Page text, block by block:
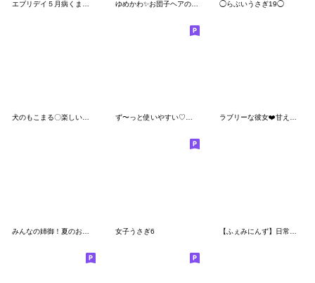
◯らぶいうさぎ19◯
犬のもこまる〇楽しい夏休み【省スペース】 ず〜っと使いやすい♡うさ姫の日常会話♡ ラブリーな彼女❤️甘えん坊のギャル彼女
女子うさぎ6